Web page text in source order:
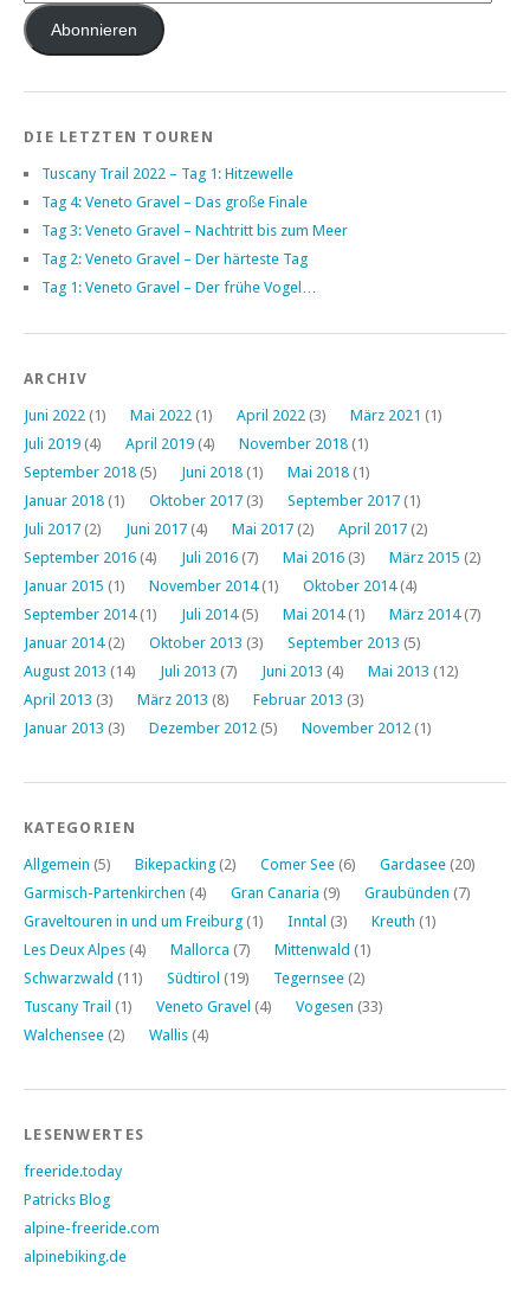
Mail-
AdresseAbonnieren
DIE LETZTEN TOUREN
Tuscany Trail 2022 – Tag 1: Hitzewelle
Tag 4: Veneto Gravel – Das große Finale
Tag 3: Veneto Gravel – Nachtritt bis zum Meer
Tag 2: Veneto Gravel – Der härteste Tag
Tag 1: Veneto Gravel – Der frühe Vogel…
ARCHIV
Juni 2022 (1) Mai 2022 (1) April 2022 (3) März 2021 (1)
Juli 2019 (4) April 2019 (4) November 2018 (1)
September 2018 (5) Juni 2018 (1) Mai 2018 (1)
Januar 2018 (1) Oktober 2017 (3) September 2017 (1)
Juli 2017 (2) Juni 2017 (4) Mai 2017 (2) April 2017 (2)
September 2016 (4) Juli 2016 (7) Mai 2016 (3) März 2015 (2)
Januar 2015 (1) November 2014(1) Oktober 2014(4)
September 2014(1) Juli 2014(5) Mai 2014(1) März 2014(7)
Januar 2014(2) Oktober 2013 (3) September 2013 (5)
August 2013 (14) Juli 2013 (7) Juni 2013 (4) Mai 2013 (12)
April 2013 (3) März 2013 (8) Februar 2013 (3)
Januar 2013 (3) Dezember 2012 (5) November 2012 (1)
KATEGORIEN
Allgemein (5) Bikepacking (2) Comer See (6) Gardasee (20)
Garmisch-Partenkirchen (4) Gran Canaria (9) Graubünden (7)
Graveltouren in und um Freiburg (1) Inntal (3) Kreuth (1)
Les Deux Alpes (4) Mallorca (7) Mittenwald (1)
Schwarzwald (11) Südtirol (19) Tegernsee (2)
Tuscany Trail (1) Veneto Gravel (4) Vogesen (33)
Walchensee (2) Wallis (4)
LESENWERTES
freeride.today
Patricks Blog
alpine-freeride.com
alpinebiking.de